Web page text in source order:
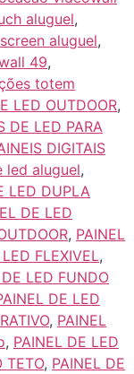
aluguel,
aluguel,
49,
totem
LED OUTDOOR,
DE LED PARA
DIGITAIS
led aluguel,
LED DUPLA
DE LED
, PAINEL
FLEXIVEL,
LED FUNDO
DE LED
, PAINEL
, PAINEL DE LED
TETO, PAINEL DE